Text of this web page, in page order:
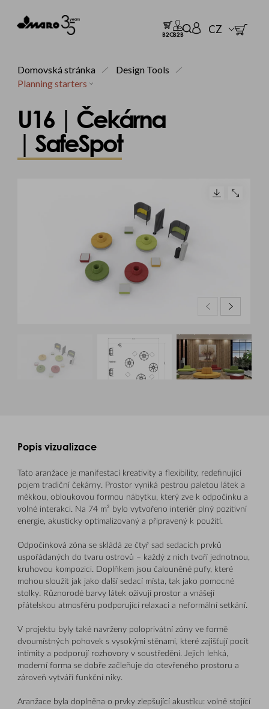
B2CB2B CZ
Domovská stránka
Design Tools
Planning starters
U16 | Čekárna
| SafeSpot
Popis vizualizace
Tato aranžace je manifestací kreativity a flexibility, redefinující
pojem tradiční čekárny. Prostor vyniká pestrou paletou látek a
měkkou, obloukovou formou nábytku, který zve k odpočinku a
volné interakci. Na 74 m² bylo vytvořeno interiér plný pozitivní
energie, akusticky optimalizovaný a připravený k použití.
Odpočinková zóna se skládá ze čtyř sad sedacích prvků
uspořádaných do tvaru ostrovů – každý z nich tvoří jednotnou,
kruhovou kompozici. Doplňkem jsou čalouněné pufy, které
mohou sloužit jak jako další sedací místa, tak jako pomocné
stolky. Různorodé barvy látek oživují prostor a vnášejí
přátelskou atmosféru podporující relaxaci a neformální setkání.
V projektu byly také navrženy poloprivátní zóny ve formě
dvoumístných pohovek s vysokými stěnami, které zajišťují pocit
intimity a podporují rozhovory v soustředění. Jejich lehká,
moderní forma se dobře začleňuje do otevřeného prostoru a
zároveň vytváří funkční niky.
Aranžace byla doplněna o prvky zlepšující akustiku: volně stojící